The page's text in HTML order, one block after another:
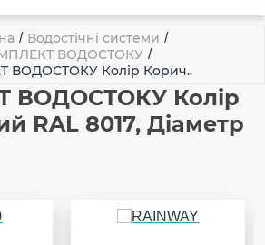
/ Водостічні системи /
ВОДОСТОКУ /
ВОДОСТОКУ Колір Корич..
ВОДОСТОКУ Колір
RAL 8017, Діаметр